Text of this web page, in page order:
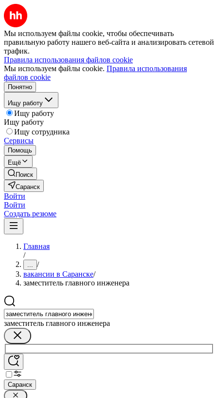
Мы используем файлы cookie, чтобы обеспечивать
правильную работу нашего веб-сайта и анализировать сетевой
трафик.
Правила использования файлов cookie
Мы используем файлы cookie. Правила использования
файлов cookie
Понятно
Ищу работу
Ищу работу
Ищу работу
Ищу сотрудника
Сервисы
Помощь
Ещё
Поиск
Саранск
Войти
Войти
Создать резюме
Главная
/
... /
вакансии в Саранске/
заместитель главного инженера
заместитель главного инженера
Саранск